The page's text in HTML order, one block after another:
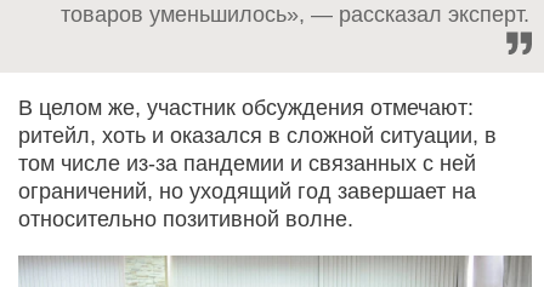
товаров уменьшилось», — рассказал эксперт.
В целом же, участник обсуждения отмечают:
ритейл, хоть и оказался в сложной ситуации, в
том числе из-за пандемии и связанных с ней
ограничений, но уходящий год завершает на
относительно позитивной волне.